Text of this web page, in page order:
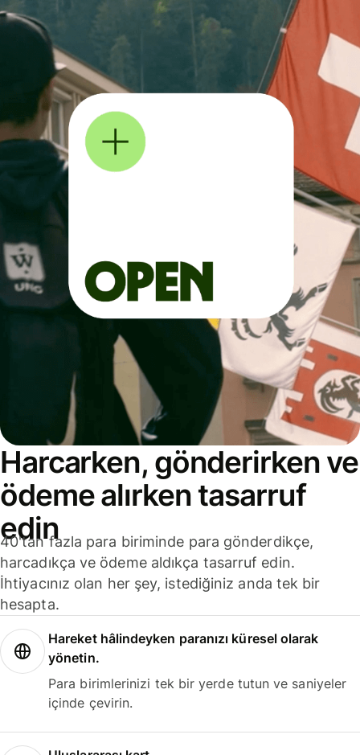
Harcarken, gönderirken ve
ödeme alırken tasarruf
edin
40'tan fazla para biriminde para gönderdikçe,
harcadıkça ve ödeme aldıkça tasarruf edin.
İhtiyacınız olan her şey, istediğiniz anda tek bir
hesapta.
Hareket hâlindeyken paranızı küresel olarak
yönetin.
Para birimlerinizi tek bir yerde tutun ve saniyeler
içinde çevirin.